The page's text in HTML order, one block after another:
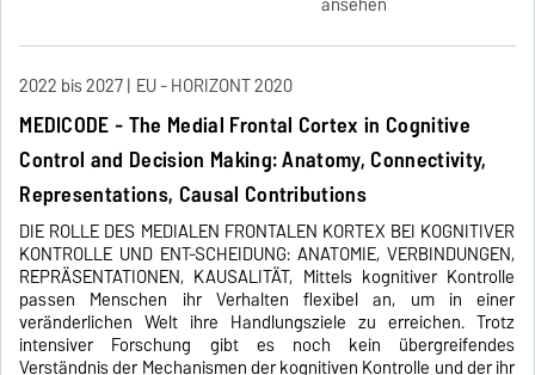
2022 bis 2027 EU - HORIZONT 2020
MEDICODE - The Medial Frontal Cortex in Cognitive
Control and Decision Making: Anatomy, Connectivity,
Representations, Causal Contributions
DIE ROLLE DES MEDIALEN FRONTALEN KORTEX BEI KOGNITIVER
KONTROLLE UND ENT-SCHEIDUNG: ANATOMIE, VERBINDUNGEN,
REPRÄSENTATIONEN, KAUSALITÄT, Mittels kognitiver Kontrolle
passen Menschen ihr Verhalten flexibel an, um in einer
veränderlichen Welt ihre Handlungsziele zu erreichen. Trotz
intensiver Forschung gibt es noch kein übergreifendes
Verständnis der Mechanismen der kognitiven Kontrolle und der ihr